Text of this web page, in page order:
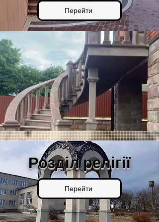
Перейти
Розділ релігії
Перейти